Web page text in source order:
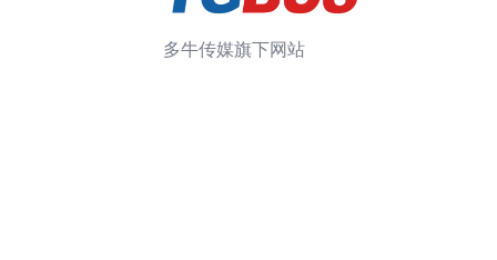
多牛传媒旗下网站